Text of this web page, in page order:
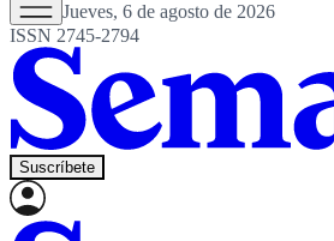
Jueves, 6 de agosto de 2026
ISSN 2745-2794
Suscríbete